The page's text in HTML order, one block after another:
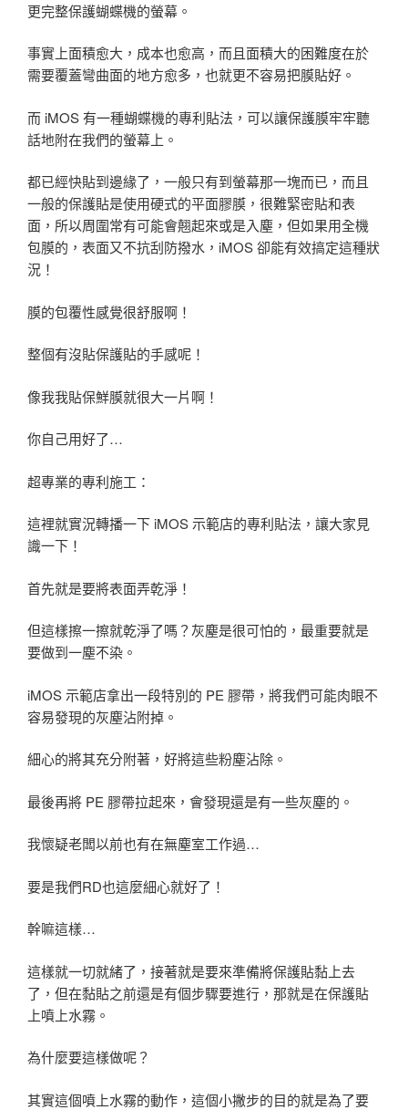
更完整保護蝴蝶機的螢幕。
事實上面積愈大，成本也愈高，而且面積大的困難度在於
需要覆蓋彎曲面的地方愈多，也就更不容易把膜貼好。
而 iMOS 有一種蝴蝶機的專利貼法，可以讓保護膜牢牢聽
話地附在我們的螢幕上。
都已經快貼到邊緣了，一般只有到螢幕那一塊而已，而且
一般的保護貼是使用硬式的平面膠膜，很難緊密貼和表
面，所以周圍常有可能會翹起來或是入塵，但如果用全機
包膜的，表面又不抗刮防撥水，iMOS 卻能有效搞定這種狀
況！
膜的包覆性感覺很舒服啊！
整個有沒貼保護貼的手感呢！
像我我貼保鮮膜就很大一片啊！
你自己用好了…
超專業的專利施工：
這裡就實況轉播一下 iMOS 示範店的專利貼法，讓大家見
識一下！
首先就是要將表面弄乾淨！
但這樣擦一擦就乾淨了嗎？灰塵是很可怕的，最重要就是
要做到一塵不染。
iMOS 示範店拿出一段特別的 PE 膠帶，將我們可能肉眼不
容易發現的灰塵沾附掉。
細心的將其充分附著，好將這些粉塵沾除。
最後再將 PE 膠帶拉起來，會發現還是有一些灰塵的。
我懷疑老闆以前也有在無塵室工作過…
要是我們RD也這麼細心就好了！
幹嘛這樣…
這樣就一切就緒了，接著就是要來準備將保護貼黏上去
了，但在黏貼之前還是有個步驟要進行，那就是在保護貼
上噴上水霧。
為什麼要這樣做呢？
其實這個噴上水霧的動作，這個小撇步的目的就是為了要